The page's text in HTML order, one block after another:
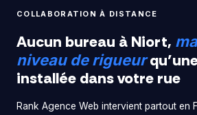
COLLABORATION À DISTANCE
Aucun bureau à Niort,
niveau de rigueur
installée dans votre rue
Rank Agence Web intervient partout en